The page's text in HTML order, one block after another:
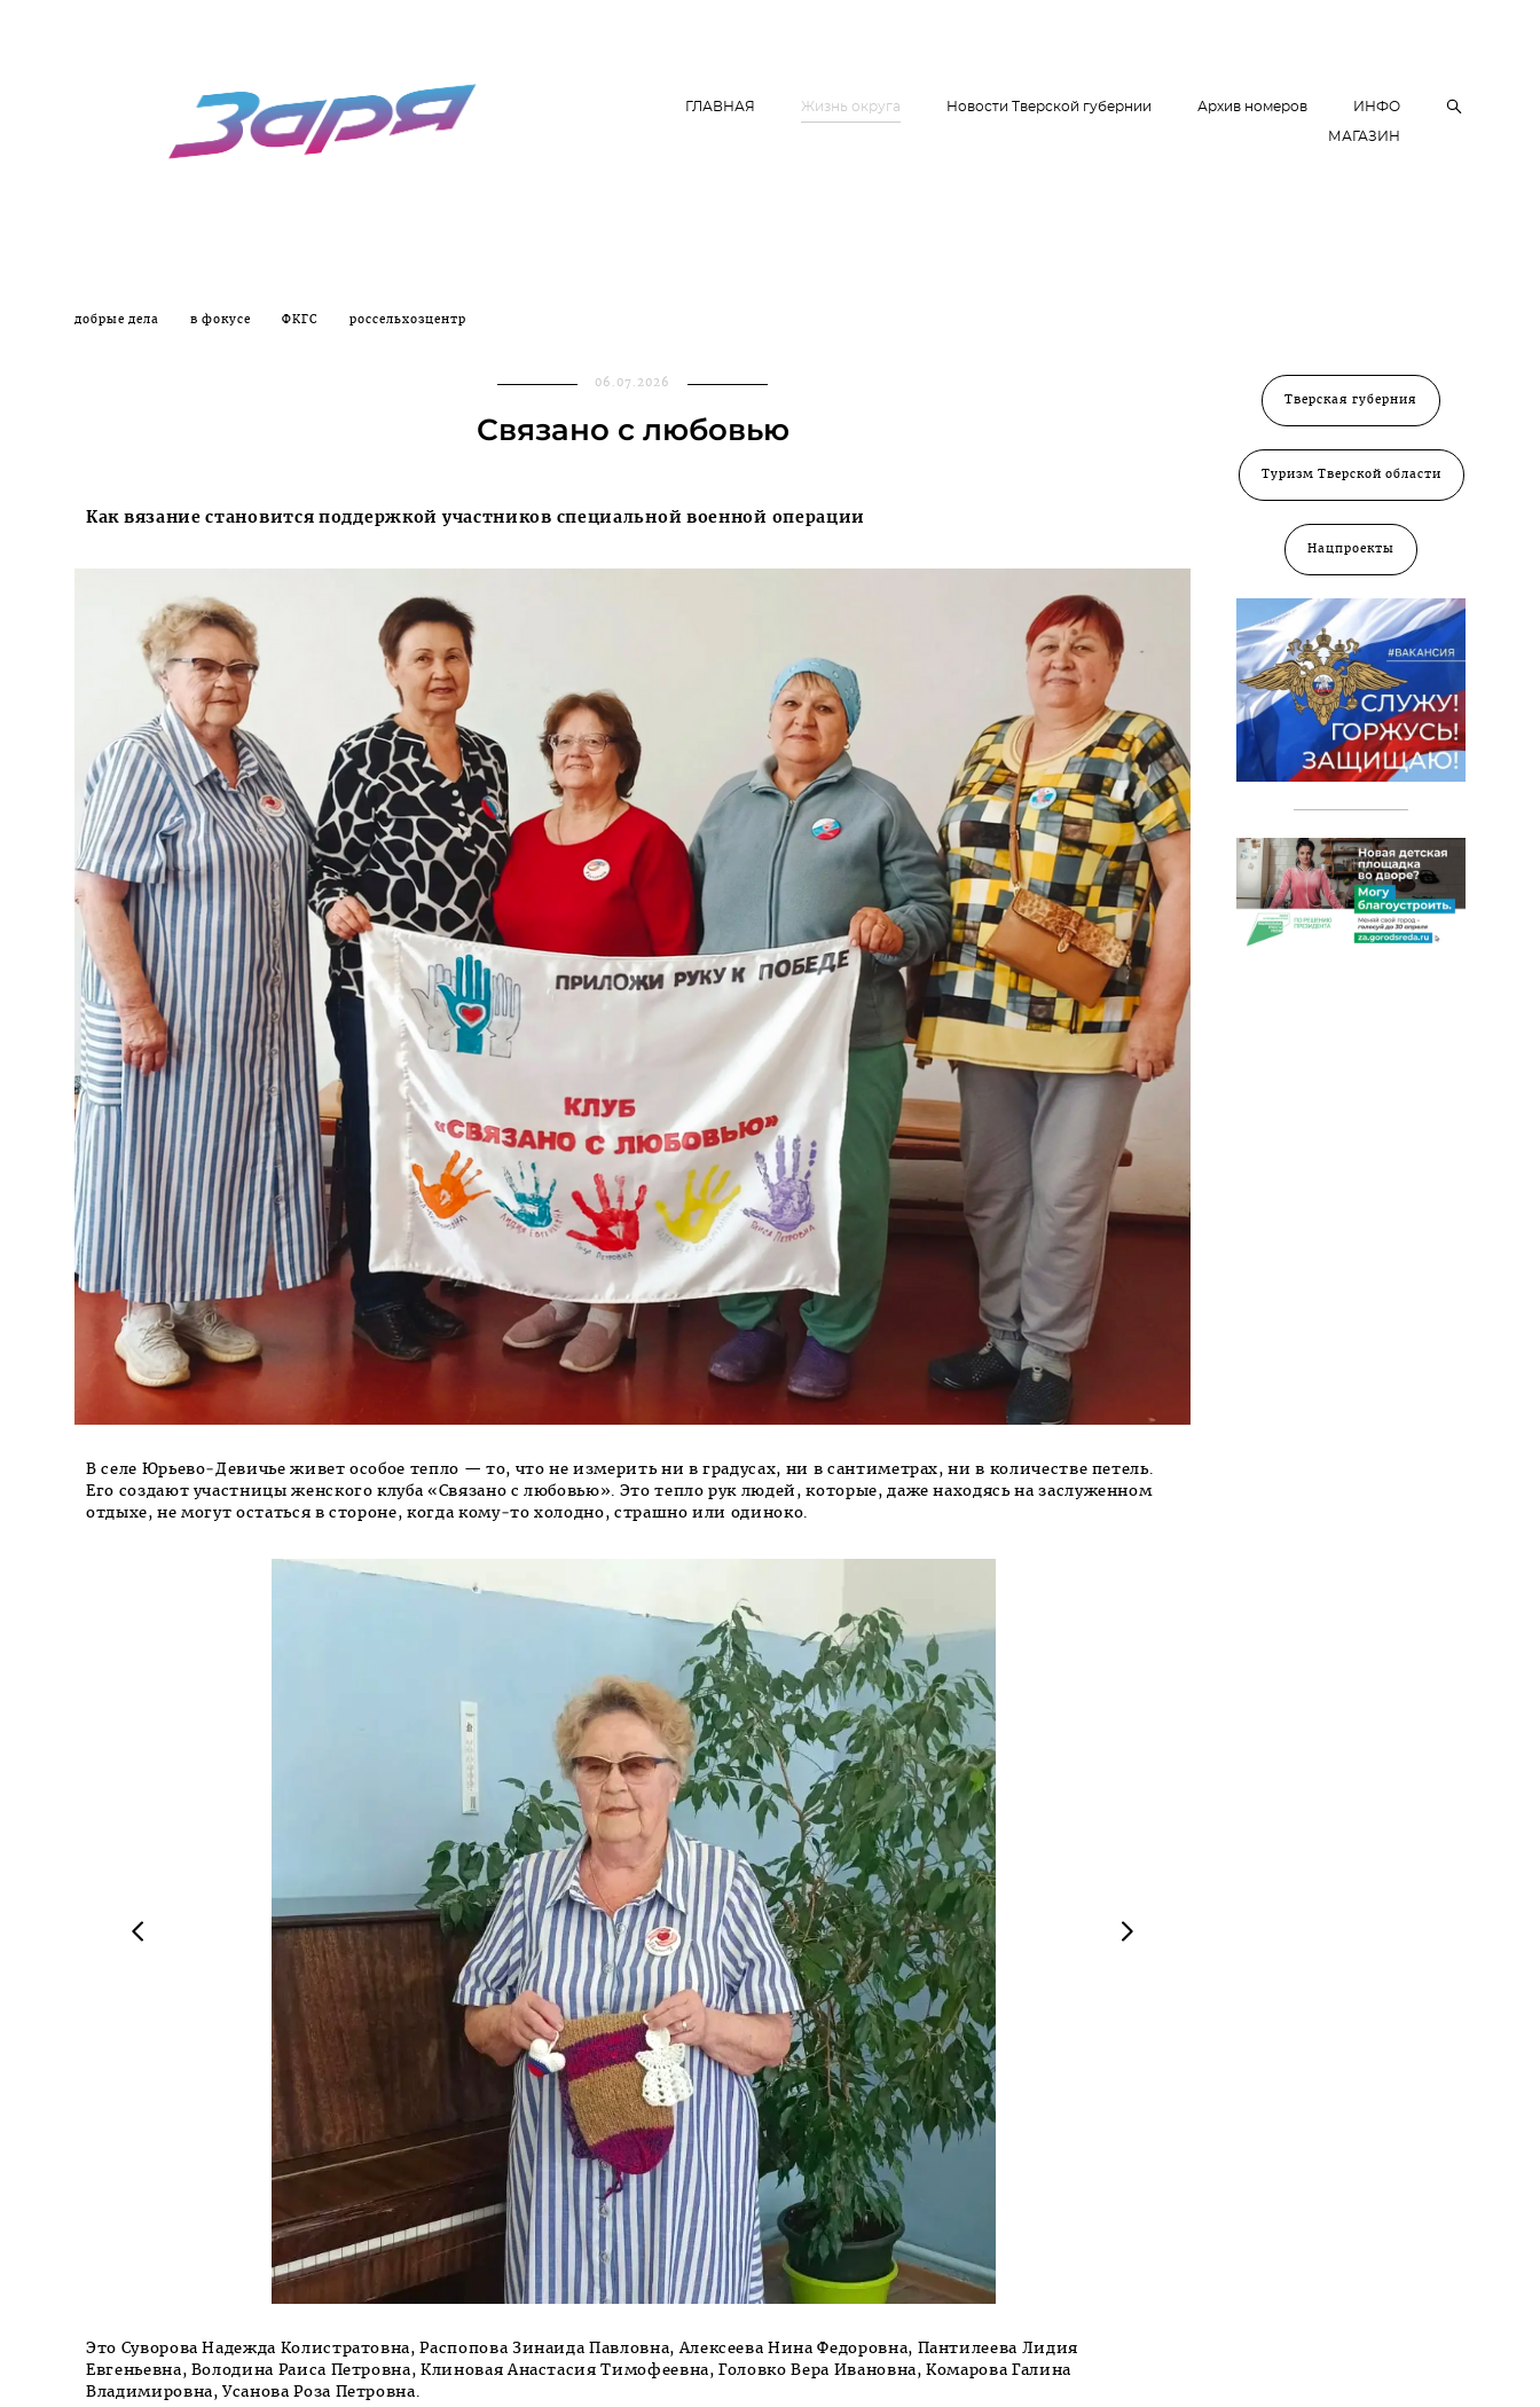
ГЛАВНАЯ Жизнь округа Новости Тверской губернии Архив номеров ИНФО
МАГАЗИН
добрые дела в фокусе ФКГС россельхозцентр
06.07.2026
Связано с любовью
Как вязание становится поддержкой участников специальной военной операции
В селе Юрьево‑Девичье живет особое тепло — то, что не измерить ни в градусах, ни в сантиметрах, ни в количестве петель.
Его создают участницы женского клуба «Связано с любовью». Это тепло рук людей, которые, даже находясь на заслуженном
отдыхе, не могут остаться в стороне, когда кому‑то холодно, страшно или одиноко.
Это Суворова Надежда Колистратовна, Распопова Зинаида Павловна, Алексеева Нина Федоровна, Пантилеева Лидия
Евгеньевна, Володина Раиса Петровна, Клиновая Анастасия Тимофеевна, Головко Вера Ивановна, Комарова Галина
Владимировна, Усанова Роза Петровна.
Тверская губерния
Туризм Тверской области
Нацпроекты